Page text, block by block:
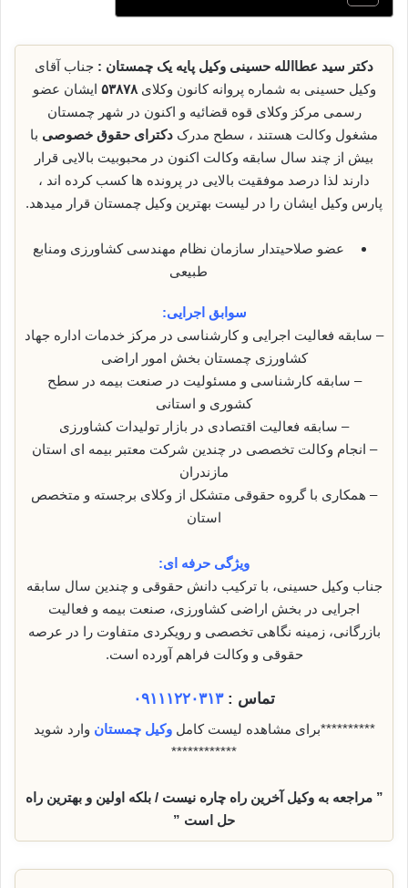
دکتر سید عطاالله حسینی وکیل پایه‌ یک چمستان : جناب آقای
وکیل حسینی به شماره پروانه کانون وکلای۵۳۸۷۸ ایشان عضو
رسمی مرکز وکلای قوه قضائیه و اکنون در شهر چمستان
مشغول وکالت هستند ، سطح مدرک دکترای حقوق خصوصی با
بیش از چند سال سابقه وکالت اکنون در محبوبیت بالایی قرار
دارند لذا درصد موفقیت بالایی در پرونده ها کسب کرده اند ،
پارس وکیل ایشان را در لیست بهترین وکیل چمستان قرار میدهد.
عضو صلاحیتدار سازمان نظام مهندسی کشاورزی ومنابع
طبیعی
سوابق اجرایی:
– سابقه فعالیت اجرایی و کارشناسی در مرکز خدمات اداره جهاد
کشاورزی چمستان بخش امور اراضی
– سابقه کارشناسی و مسئولیت در صنعت بیمه در سطح
کشوری و استانی
– سابقه فعالیت اقتصادی در بازار تولیدات کشاورزی
– انجام وکالت تخصصی در چندین شرکت معتبر بیمه ای استان
مازندران
– همکاری با گروه حقوقی متشکل از وکلای برجسته و متخصص
استان
ویژگی حرفه ای:
جناب وکیل حسینی، با ترکیب دانش حقوقی و چندین سال سابقه
اجرایی در بخش اراضی کشاورزی، صنعت بیمه و فعالیت
بازرگانی، زمینه نگاهی تخصصی و رویکردی متفاوت را در عرصه
حقوقی و وکالت فراهم آورده است.
تماس :۰۹۱۱۱۲۲۰۳۱۳
**********برای مشاهده لیست کاملوکیل چمستان وارد شوید
************
” مراجعه به وکیل آخرین راه چاره نیست / بلکه اولین و بهترین راه
حل است ”